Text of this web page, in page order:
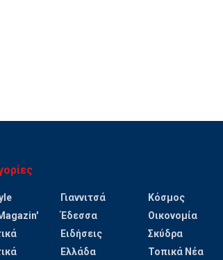
Γιαννιτσά
Έδεσσα
Ειδήσεις
Ελλάδα
Κόσμος
Οικονομία
Σκύδρα
Τοπικά Νέα